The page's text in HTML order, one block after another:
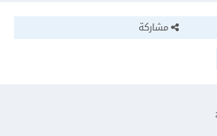
مشاركة